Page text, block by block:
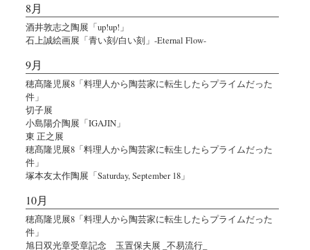
8月
酒井敦志之陶展「up!up!」
石上誠絵画展「青い刻/白い刻」-Eternal Flow-
9月
穂髙隆児展8「料理人から陶芸家に転生したらプライムだった
件」
切子展
小島陽介陶展「IGAJIN」
東 正之展
穂髙隆児展8「料理人から陶芸家に転生したらプライムだった
件」
塚本友太作陶展「Saturday, September 18」
10月
穂髙隆児展8「料理人から陶芸家に転生したらプライムだった
件」
旭日双光章受章記念 玉置保夫展 _不易流行_